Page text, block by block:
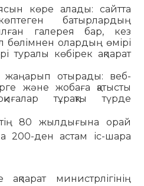
көре алады: сайтта
батырлардың
галерея бар, кез
бөлімнен олардың өмірі
туралы көбірек ақпарат
жаңарып отырады: веб-
және жобаға қатысты
тұрақты түрде
80 жылдығына орай
200-ден астам іс-шара
министрлігінің